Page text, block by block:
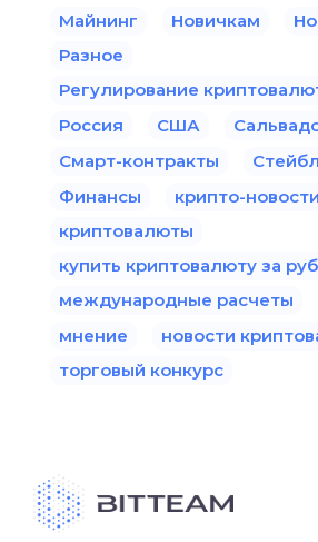
Майнинг
Новичкам
Разное
Регулирование
Россия
США
Смарт-контракты
Финансы
крипто-новости
криптовалюты
купить криптовалюту за
международные расчеты
мнение
новости
торговый конкурс